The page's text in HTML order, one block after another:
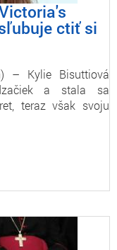
ctiť si
– Kylie Bisuttiová
a stala sa
teraz však svoju